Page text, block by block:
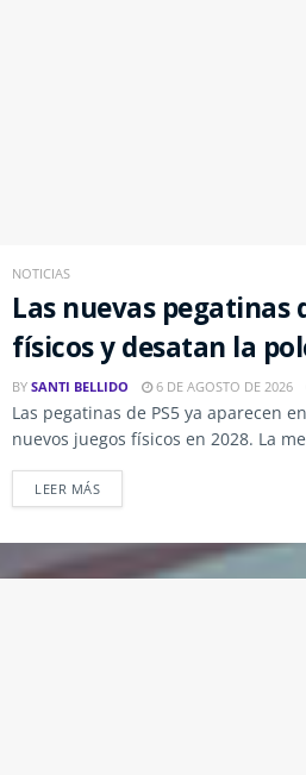
NOTICIAS
Las nuevas pegatinas
físicos y desatan la
BY SANTI BELLIDO 6 DE AGOSTO DE 2026
Las pegatinas de PS5 ya aparecen
nuevos juegos físicos en 2028. La
LEER MÁS